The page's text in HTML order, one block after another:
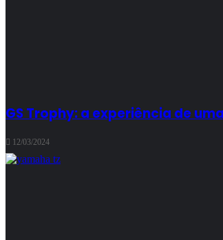
GS Trophy: a experiência de
12/03/2024